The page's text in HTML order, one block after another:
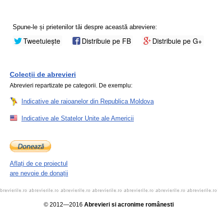
Spune-le și prietenilor tăi despre această abreviere:
Tweetuiește Distribuie pe FB Distribuie pe G+
Colecții de abrevieri
Abrevieri repartizate pe categorii. De exemplu:
Indicative ale raioanelor din Republica Moldova
Indicative ale Statelor Unite ale Americii
Aflați de ce proiectul
are nevoie de donații
© 2012—2016 Abrevieri și acronime românești